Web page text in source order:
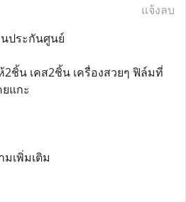
แจ้งลบ
นประกันศูนย์
ชิ้น เคส2ชิ้น เครื่องสวยๆ ฟิล์มที่
แกะ
เพิ่มเติม